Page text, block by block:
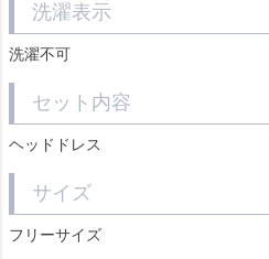
洗濯表示
洗濯不可
セット内容
ヘッドドレス
サイズ
フリーサイズ